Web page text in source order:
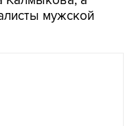
мужской